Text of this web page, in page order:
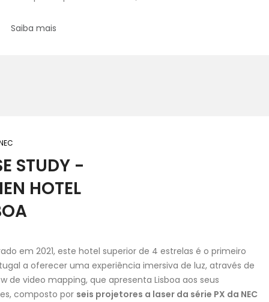
Saiba mais
STUDY -
HOTEL
em 2021, este hotel superior de 4 estrelas é o primeiro
a oferecer uma experiência imersiva de luz, através de
de video mapping, que apresenta Lisboa aos seus
composto por seis projetores a laser da série PX da NEC